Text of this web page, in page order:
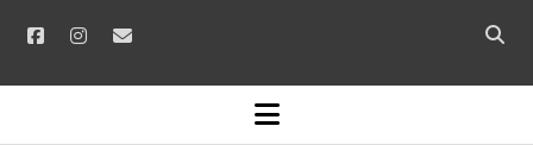
facebookinstagram
email
Open
bar
open
menu